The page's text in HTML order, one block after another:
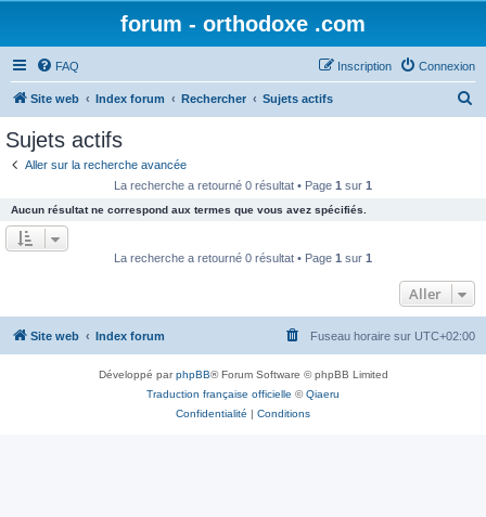
forum - orthodoxe .com
FAQ Connexion
Inscription
Site web Index forum Rechercher Sujets actifs
e
r
Sujets actifs
Aller sur la recherche avancée
La recherche a retourné 0 résultat • Page 1 sur 1
Aucun résultat ne correspond aux termes que vous avez spécifiés.
La recherche a retourné 0 résultat • Page 1 sur 1
Aller
Site web Index forum Fuseau horaire sur UTC+02:00
Développé parphpBB® Forum Software © phpBB Limited
Traduction française officielle ©Qiaeru
Confidentialité | Conditions